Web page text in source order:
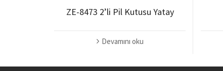
ZE-8473 2’li Pil Kutusu Yatay
Devamını oku